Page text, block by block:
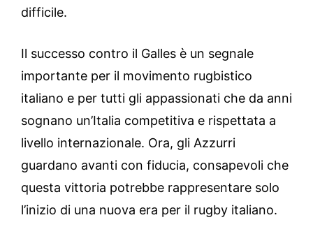
difficile.
Il successo contro il Galles è un segnale
importante per il movimento rugbistico
italiano e per tutti gli appassionati che da anni
sognano un’Italia competitiva e rispettata a
livello internazionale. Ora, gli Azzurri
guardano avanti con fiducia, consapevoli che
questa vittoria potrebbe rappresentare solo
l’inizio di una nuova era per il rugby italiano.